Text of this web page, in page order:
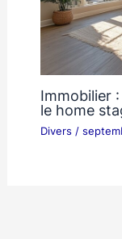
Immobilier
le home
Divers /